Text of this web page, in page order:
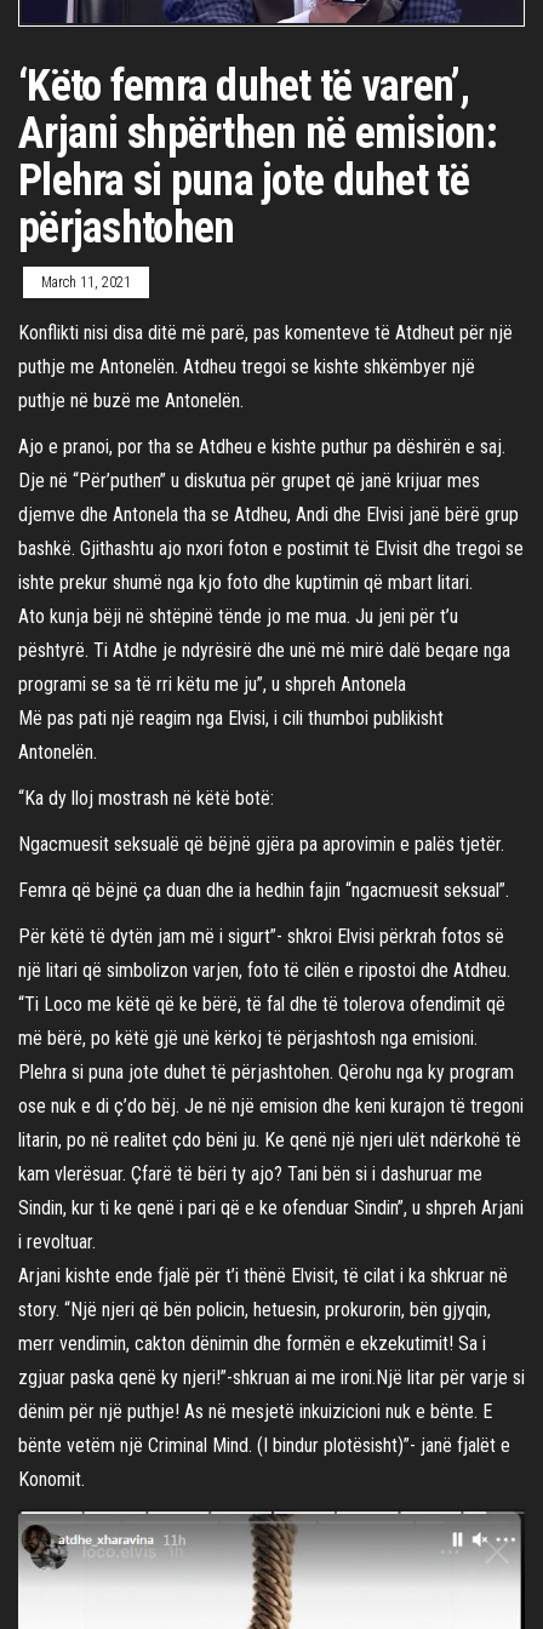
‘Këto femra duhet të varen’,
Arjani shpërthen në emision:
Plehra si puna jote duhet të
përjashtohen
March 11, 2021
Konflikti nisi disa ditë më parë, pas komenteve të Atdheut për një
puthje me Antonelën. Atdheu tregoi se kishte shkëmbyer një
puthje në buzë me Antonelën.
Ajo e pranoi, por tha se Atdheu e kishte puthur pa dëshirën e saj.
Dje në “Për’puthen” u diskutua për grupet që janë krijuar mes
djemve dhe Antonela tha se Atdheu, Andi dhe Elvisi janë bërë grup
bashkë. Gjithashtu ajo nxori foton e postimit të Elvisit dhe tregoi se
ishte prekur shumë nga kjo foto dhe kuptimin që mbart litari.
Ato kunja bëji në shtëpinë tënde jo me mua. Ju jeni për t’u
pështyrë. Ti Atdhe je ndyrësirë dhe unë më mirë dalë beqare nga
programi se sa të rri këtu me ju”, u shpreh Antonela
Më pas pati një reagim nga Elvisi, i cili thumboi publikisht
Antonelën.
“Ka dy lloj mostrash në këtë botë:
Ngacmuesit seksualë që bëjnë gjëra pa aprovimin e palës tjetër.
Femra që bëjnë ça duan dhe ia hedhin fajin “ngacmuesit seksual”.
Për këtë të dytën jam më i sigurt”- shkroi Elvisi përkrah fotos së
një litari që simbolizon varjen, foto të cilën e ripostoi dhe Atdheu.
“Ti Loco me këtë që ke bërë, të fal dhe të tolerova ofendimit që
më bërë, po këtë gjë unë kërkoj të përjashtosh nga emisioni.
Plehra si puna jote duhet të përjashtohen. Qërohu nga ky program
ose nuk e di ç’do bëj. Je në një emision dhe keni kurajon të tregoni
litarin, po në realitet çdo bëni ju. Ke qenë një njeri ulët ndërkohë të
kam vlerësuar. Çfarë të bëri ty ajo? Tani bën si i dashuruar me
Sindin, kur ti ke qenë i pari që e ke ofenduar Sindin”, u shpreh Arjani
i revoltuar.
Arjani kishte ende fjalë për t’i thënë Elvisit, të cilat i ka shkruar në
story. “Një njeri që bën policin, hetuesin, prokurorin, bën gjyqin,
merr vendimin, cakton dënimin dhe formën e ekzekutimit! Sa i
zgjuar paska qenë ky njeri!”-shkruan ai me ironi.Një litar për varje si
dënim për një puthje! As në mesjetë inkuizicioni nuk e bënte. E
bënte vetëm një Criminal Mind. (I bindur plotësisht)”- janë fjalët e
Konomit.